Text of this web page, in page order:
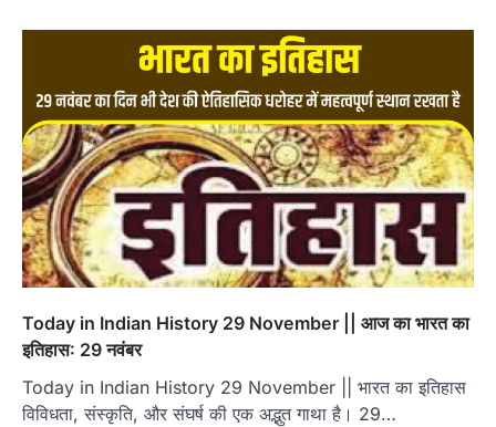
Today in Indian History 29 November || आज का भारत का
इतिहास: 29 नवंबर
Today in Indian History 29 November || भारत का इतिहास
विविधता, संस्कृति, और संघर्ष की एक अद्भुत गाथा है। 29…